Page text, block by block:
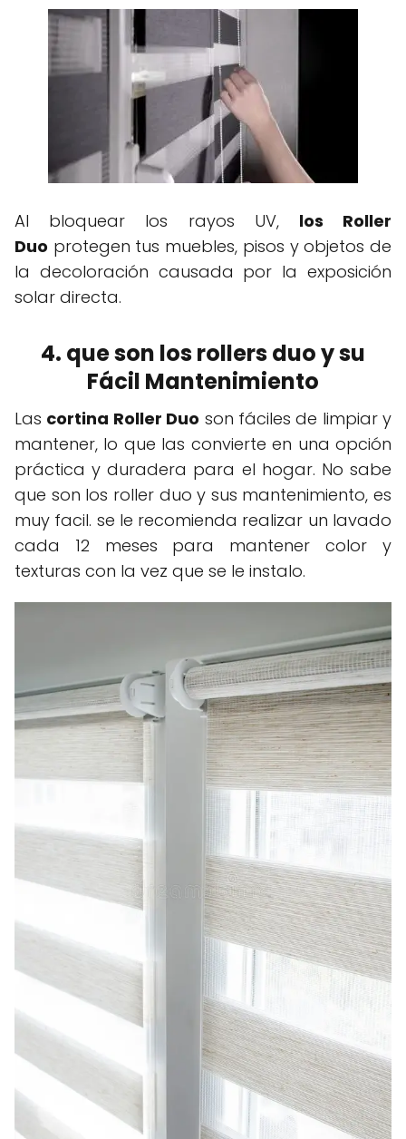
Al bloquear los rayos UV, los Roller
Duo protegen tus muebles, pisos y objetos de
la decoloración causada por la exposición
solar directa.
4. que son los rollers duo y su
Fácil Mantenimiento
Las cortina Roller Duo son fáciles de limpiar y
mantener, lo que las convierte en una opción
práctica y duradera para el hogar. No sabe
que son los roller duo y sus mantenimiento, es
muy facil. se le recomienda realizar un lavado
cada 12 meses para mantener color y
texturas con la vez que se le instalo.